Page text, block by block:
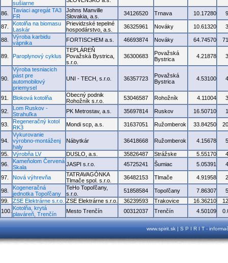
sušiarne
86.
Taviaci agregát TA3
FR
Johns Manville
Slovakia, a.s.
34126520 Trnava 10.17280
87.
Kotolňa na biomasu
Laskár
Prievidzské tepelné
hospodárstvo, a.s.
36325961 Nováky 10.61320
88.
Výroba karbidu
vápnika
FORTISCHEM a.s. 46693874 Nováky 64.74570
89. Paroplynový cyklus
TEPLÁREŇ
Považská Bystrica,
s.r.o.
36300683
Považská
Bystrica
4.21878
90.
Výroba tesniacich
pást pre
automobilový
priemysel
UNI - TECH, s.r.o. 36357723
Považská
Bystrica
4.53100
91. Bloková kotolňa
Obecný podnik
Rohožník s.r.o.
53046587 Rohožník 4.11004
92.
Lom Ruskov -
Strahuľka
PK Metrostav, a.s. 35697814 Ruskov 16.50710
93.
Regeneračný kotol
RK3
Mondi scp, a.s. 31637051 Ružomberok 33.84250
94.
Vykurovanie
výrobno-montáženj
haly
Nábytkár 36418668 Ružomberok 4.15678
95. Výrobňa LV DUSLO, a.s. 35826487 Strážske 5.55170
96.
Kameňolom Červená
Skala
JASPI s.r.o. 45725241 Šumiac 5.05391
97. Nová výhrevňa
TATRAVAGÓNKA
Tlmače spol. s.r.o.
36482153 Tlmače 4.91958
98.
Kogeneračná
jednotka Topoľčany
TeHo Topoľčany,
s.r.o.
51858584 Topoľčany 7.86307
99.
ZSE Elektrárne s.r.o. ZSE Elektrárne s.r.o. 36239593 Trakovice 16.36210
100. Kotolňa, krytá
plaváreň, Trenčín
Mesto Trenčín 00312037 Trenčín 4.50109
www.spirit.sk | S P I R I T -